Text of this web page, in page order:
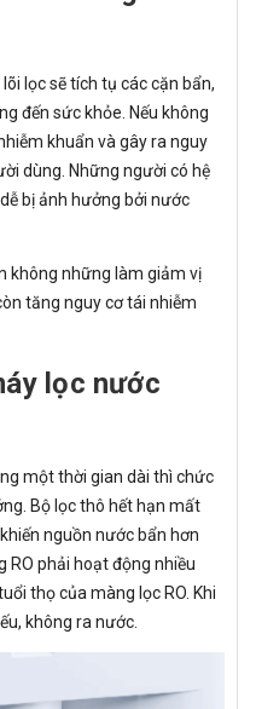
lọc sẽ tích tụ các cặn bẩn,
đến sức khỏe. Nếu không
khuẩn và gây ra nguy
dùng. Những người có hệ
bị ảnh hưởng bởi nước
không những làm giảm vị
tăng nguy cơ tái nhiễm
lọc nước
một thời gian dài thì chức
Bộ lọc thô hết hạn mất
nguồn nước bẩn hơn
RO phải hoạt động nhiều
thọ của màng lọc RO. Khi
không ra nước.